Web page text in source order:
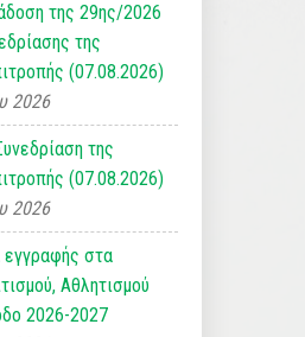
της 29ης/2026
της
(07.08.2026)
2026
της
(07.08.2026)
2026
εγγραφής στα
Αθλητισμού
2026-2027